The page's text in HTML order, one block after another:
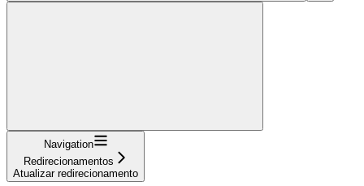
Navigation
Redirecionamentos
Atualizar redirecionamento